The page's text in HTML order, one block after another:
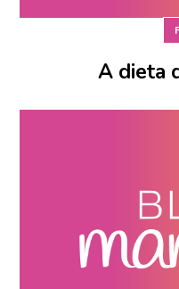
A dieta